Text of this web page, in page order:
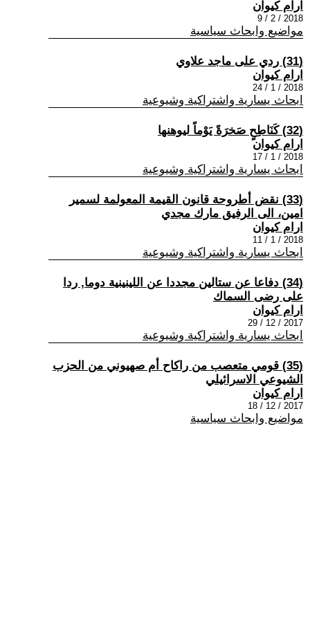
ارام كيوان
2018 / 2 / 9
مواضيع وابحاث سياسية
(31) ردي على ماجد علاوي
ارام كيوان
2018 / 1 / 24
ابحاث يسارية واشتراكية وشيوعية
(32) كَنَاطِحٍ صَخرَةً يَوْماً ليوهنها
ارام كيوان
2018 / 1 / 17
ابحاث يسارية واشتراكية وشيوعية
(33) نقض أطروحة قانون القيمة المعولمة لسمير
امين، الى الرفيق مارك مجدي
ارام كيوان
2018 / 1 / 11
ابحاث يسارية واشتراكية وشيوعية
(34) دفاعا عن ستالين مجددا عن اللينينية دوما, ردا
على رضى السماك
ارام كيوان
2017 / 12 / 29
ابحاث يسارية واشتراكية وشيوعية
(35) قومي متعصب من راكاح أم صهيوني من الحزب
الشيوعي الاسرائيلي
ارام كيوان
2017 / 12 / 18
مواضيع وابحاث سياسية